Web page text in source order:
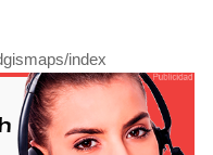
index